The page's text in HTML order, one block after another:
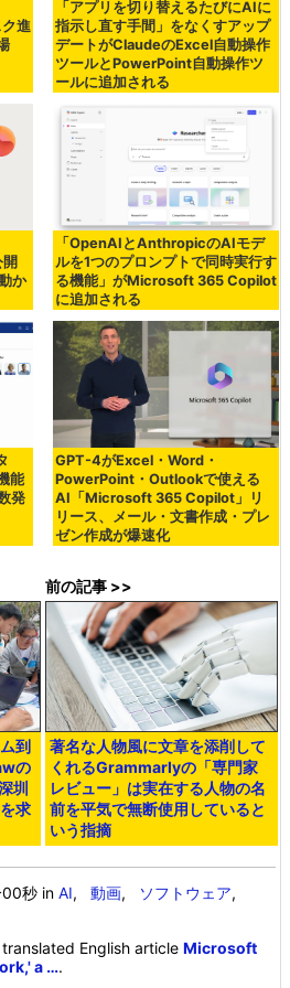
進
「アプリを切り替えるたびにAIに
指示し直す手間」をなくすアップ
デートがClaudeのExcel自動操作
ツールとPowerPoint自動操作ツ
ールに追加される
か
「OpenAIとAnthropicのAIモデ
ルを1つのプロンプトで同時実行す
る機能」がMicrosoft 365 Copilot
に追加される
能
発
GPT-4がExcel・Word・
PowerPoint・Outlookで使える
AI「Microsoft 365 Copilot」リ
リース、メール・文書作成・プレ
ゼン作成が爆速化
到
の
圳
求
前の記事 >>
著名な人物風に文章を添削して
くれるGrammarlyの「専門家
レビュー」は実在する人物の名
前を平気で無断使用していると
いう指摘
00秒 inAI,動画, ソフトウェア,
English articleMicrosoft
a ….